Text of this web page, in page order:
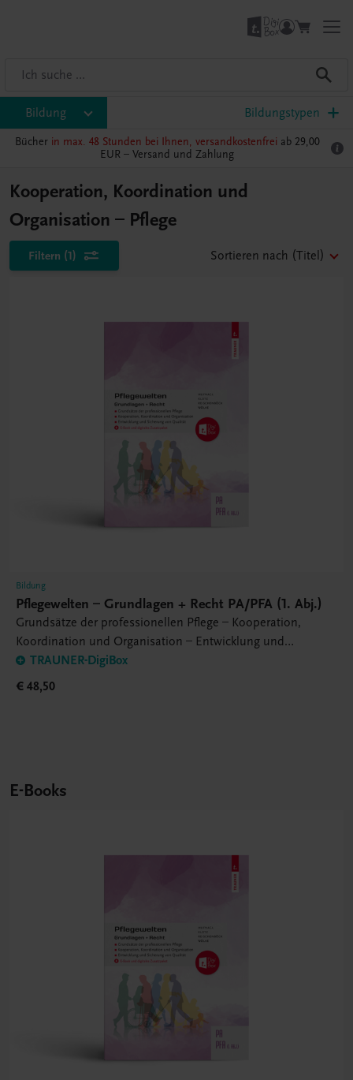
Bildung Bildungstypen
Bücher in max. 48 Stunden bei Ihnen, versandkostenfrei ab 29,00
EUR – Versand und Zahlung
Kooperation, Koordination und
Organisation – Pflege
Filtern (1) Sortieren nach (Titel)
Bildung
Pflegewelten – Grundlagen + Recht PA/PFA (1. Abj.)
Grundsätze der professionellen Pflege – Kooperation,
Koordination und Organisation – Entwicklung und
Sicherung von Qualität
TRAUNER-DigiBox
€ 48,50
E-Books